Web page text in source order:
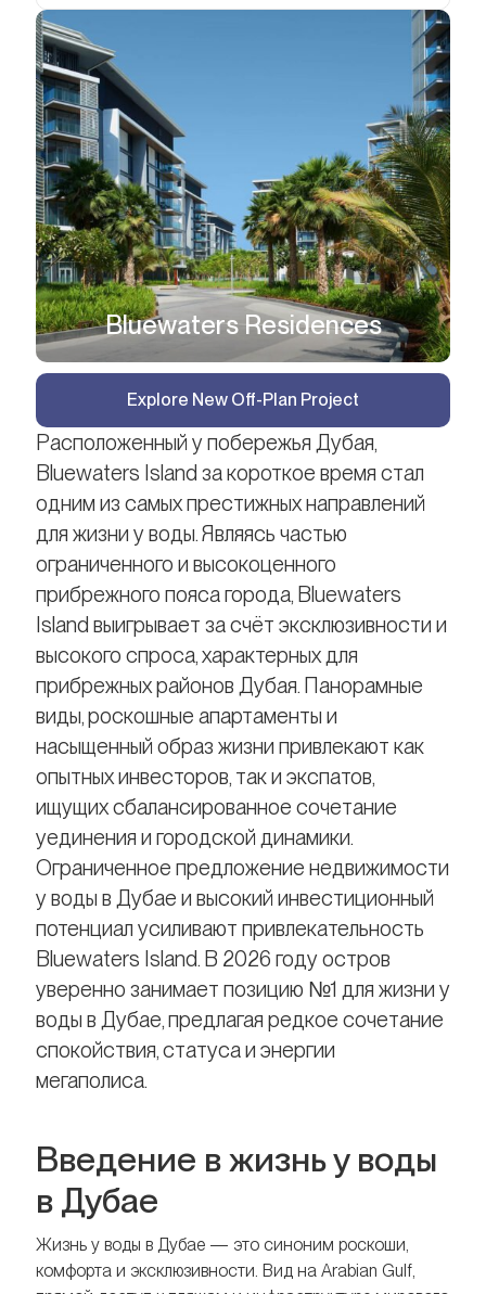
Расположенный у побережья Дубая,
Bluewaters Island за короткое время стал
одним из самых престижных направлений
для жизни у воды. Являясь частью
ограниченного и высокоценного
прибрежного пояса города, Bluewaters
Island выигрывает за счёт эксклюзивности и
высокого спроса, характерных для
прибрежных районов Дубая. Панорамные
виды, роскошные апартаменты и
насыщенный образ жизни привлекают как
опытных инвесторов, так и экспатов,
ищущих сбалансированное сочетание
уединения и городской динамики.
Ограниченное предложение недвижимости
у воды в Дубае и высокий инвестиционный
потенциал усиливают привлекательность
Bluewaters Island. В 2026 году остров
уверенно занимает позицию №1 для жизни у
воды в Дубае, предлагая редкое сочетание
спокойствия, статуса и энергии
мегаполиса.
Введение в жизнь у воды
в Дубае
Жизнь у воды в Дубае — это синоним роскоши,
комфорта и эксклюзивности. Вид на Arabian Gulf,
Bluewaters Residences
Explore New Off-Plan Project
Инвестиционный потенциал и высокая
доходность
Устойчивое развитие и перспективы
роста
Почему экспаты выбирают Bluewaters
Island
Ваше будущее у воды
FAQ